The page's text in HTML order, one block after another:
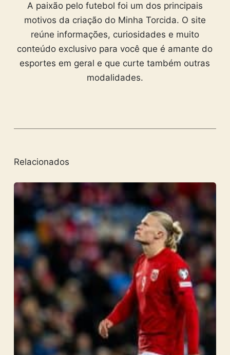
A paixão pelo futebol foi um dos principais
motivos da criação do Minha Torcida. O site
reúne informações, curiosidades e muito
conteúdo exclusivo para você que é amante do
esportes em geral e que curte também outras
modalidades.
Relacionados